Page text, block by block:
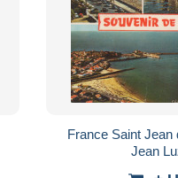
France Saint Jean
Jean